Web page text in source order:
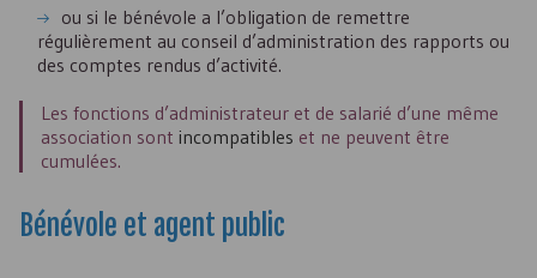
ou si le bénévole a l’obligation de remettre
régulièrement au conseil d’administration des rapports ou
des comptes rendus d’activité.
Les fonctions d’administrateur et de salarié d’une même
association sont incompatibles et ne peuvent être
cumulées.
Bénévole et agent public